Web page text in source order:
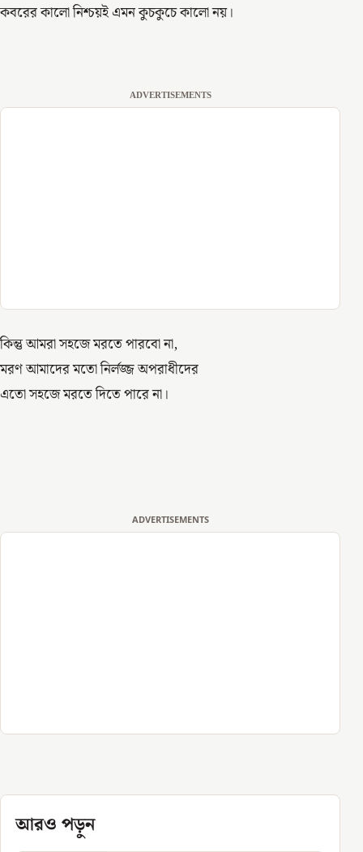
কবরের কালো নিশ্চয়ই এমন কুচকুচে কালো নয়।
ADVERTISEMENTS
কিন্তু আমরা সহজে মরতে পারবো না,
মরণ আমাদের মতো নির্লজ্জ অপরাধীদের
এতো সহজে মরতে দিতে পারে না।
ADVERTISEMENTS
আরও পড়ুন